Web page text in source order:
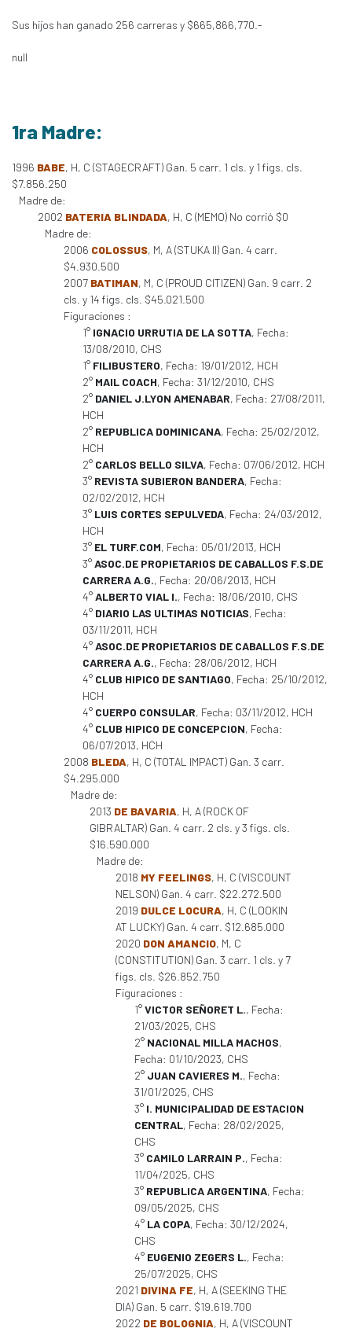
Sus hijos han ganado 256 carreras y $665,866,770.-
null
1ra Madre:
1996 BABE, H, C (STAGECRAFT) Gan. 5 carr. 1 cls. y 1 figs. cls.
$7.856.250
Madre de:
2002 BATERIA BLINDADA, H, C (MEMO) No corrió $0
Madre de:
2006 COLOSSUS, M, A (STUKA II) Gan. 4 carr.
$4.930.500
2007 BATIMAN, M, C (PROUD CITIZEN) Gan. 9 carr. 2
cls. y 14 figs. cls. $45.021.500
Figuraciones :
1° IGNACIO URRUTIA DE LA SOTTA, Fecha:
13/08/2010, CHS
1° FILIBUSTERO, Fecha: 19/01/2012, HCH
2° MAIL COACH, Fecha: 31/12/2010, CHS
2° DANIEL J.LYON AMENABAR, Fecha: 27/08/2011,
HCH
2° REPUBLICA DOMINICANA, Fecha: 25/02/2012,
HCH
2° CARLOS BELLO SILVA, Fecha: 07/06/2012, HCH
3° REVISTA SUBIERON BANDERA, Fecha:
02/02/2012, HCH
3° LUIS CORTES SEPULVEDA, Fecha: 24/03/2012,
HCH
3° EL TURF.COM, Fecha: 05/01/2013, HCH
3°ASOC.DE PROPIETARIOS DE CABALLOS F.S.DE
CARRERA A.G., Fecha: 20/06/2013, HCH
4°ALBERTO VIAL I., Fecha: 18/06/2010, CHS
4° DIARIO LAS ULTIMAS NOTICIAS, Fecha:
03/11/2011, HCH
4°ASOC.DE PROPIETARIOS DE CABALLOS F.S.DE
CARRERA A.G., Fecha: 28/06/2012, HCH
4° CLUB HIPICO DE SANTIAGO, Fecha: 25/10/2012,
HCH
4° CUERPO CONSULAR, Fecha: 03/11/2012, HCH
4° CLUB HIPICO DE CONCEPCION, Fecha:
06/07/2013, HCH
2008 BLEDA, H, C (TOTAL IMPACT) Gan. 3 carr.
$4.295.000
Madre de:
2013 DE BAVARIA, H, A (ROCK OF
GIBRALTAR) Gan. 4 carr. 2 cls. y 3 figs. cls.
$16.590.000
Madre de:
2018 MY FEELINGS, H, C (VISCOUNT
NELSON) Gan. 4 carr. $22.272.500
2019 DULCE LOCURA, H, C (LOOKIN
AT LUCKY) Gan. 4 carr. $12.685.000
2020 DON AMANCIO, M, C
(CONSTITUTION) Gan. 3 carr. 1 cls. y 7
figs. cls. $26.852.750
Figuraciones :
1°VICTOR SEÑORET L., Fecha:
21/03/2025, CHS
2° NACIONAL MILLA MACHOS,
Fecha: 01/10/2023, CHS
2° JUAN CAVIERES M., Fecha:
31/01/2025, CHS
3° I. MUNICIPALIDAD DE ESTACION
CENTRAL, Fecha: 28/02/2025,
CHS
3° CAMILO LARRAIN P., Fecha:
11/04/2025, CHS
3° REPUBLICA ARGENTINA, Fecha:
09/05/2025, CHS
4° LA COPA, Fecha: 30/12/2024,
CHS
4° EUGENIO ZEGERS L., Fecha:
25/07/2025, CHS
2021 DIVINA FE, H, A (SEEKING THE
DIA) Gan. 5 carr. $19.619.700
2022 DE BOLOGNIA, H, A (VISCOUNT